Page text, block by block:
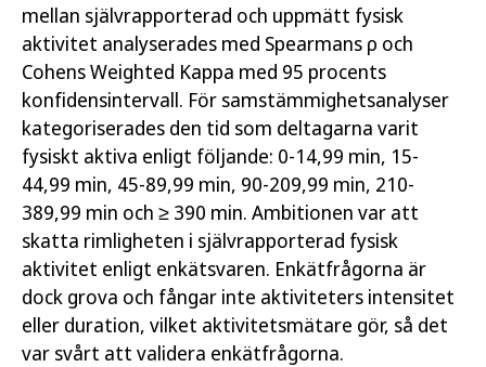
mellan självrapporterad och uppmätt fysisk
aktivitet analyserades med Spearmans ρ och
Cohens Weighted Kappa med 95 procents
konfidensintervall. För samstämmighetsanalyser
kategoriserades den tid som deltagarna varit
fysiskt aktiva enligt följande: 0-14,99 min, 15-
44,99 min, 45-89,99 min, 90-209,99 min, 210-
389,99 min och ≥ 390 min. Ambitionen var att
skatta rimligheten i självrapporterad fysisk
aktivitet enligt enkätsvaren. Enkätfrågorna är
dock grova och fångar inte aktiviteters intensitet
eller duration, vilket aktivitetsmätare gör, så det
var svårt att validera enkätfrågorna.